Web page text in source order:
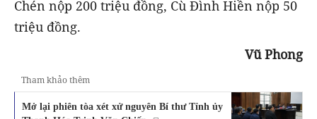
Chén nộp 200 triệu đồng, Cù Đình Hiền nộp 50
triệu đồng.
Vũ Phong
Tham khảo thêm
Mở lại phiên tòa xét xử nguyên Bí thư Tỉnh ủy